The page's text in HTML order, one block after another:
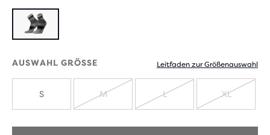
AUSWAHL GRÖSSE Leitfaden zur Größenauswahl
S
AUSVERKAUFT
M
AUSVERKAUFT
L XL